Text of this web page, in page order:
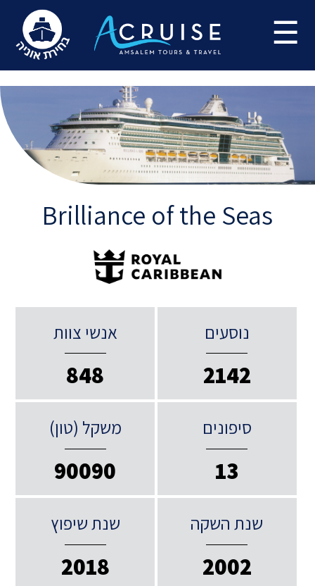
Update cookies preferences
☰
Brilliance of the Seas
נוסעים
2142
אנשי צוות
848
סיפונים
13
משקל (טון)
90090
שנת השקה
2002
שנת שיפוץ
2018